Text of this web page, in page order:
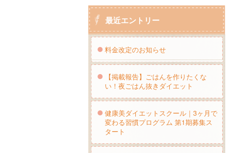
最近エントリー
料金改定のお知らせ
【掲載報告】ごはんを作りたくな
い！夜ごはん抜きダイエット
健康美ダイエットスクール｜3ヶ月で
変わる習慣プログラム 第1期募集ス
タート